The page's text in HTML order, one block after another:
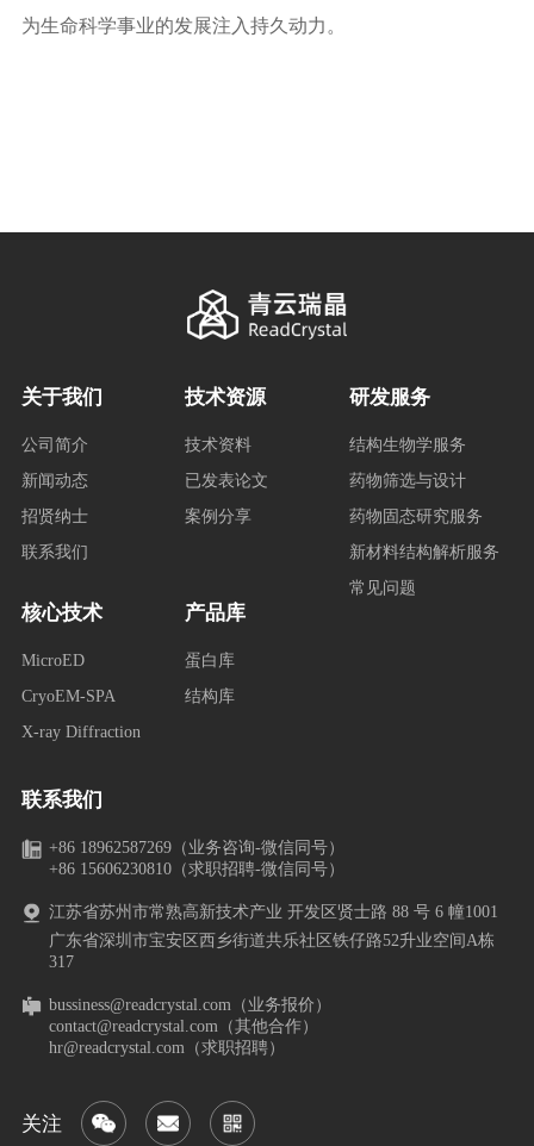
为生命科学事业的发展注入持久动力。
研发服务
结构生物学服务
药物筛选与设计
药物固态研究服务
新材料结构解析服务
常见问题
产品库
蛋白库
结构库
核心技术
MicroED
CryoEM-SPA
X-ray Diffraction
技术资源
技术资料
已发表论文
案例分享
关于我们
公司简介
新闻动态
招贤纳士
联系我们
联系我们
+86 18962587269（业务咨询-微信同号）
+86 15606230810（求职招聘-微信同号）
江苏省苏州市常熟高新技术产业 开发区贤士路 88 号 6 幢1001
广东省深圳市宝安区西乡街道共乐社区铁仔路52升业空间A栋
317
bussiness@readcrystal.com（业务报价）
contact@readcrystal.com（其他合作）
hr@readcrystal.com（求职招聘）
关注